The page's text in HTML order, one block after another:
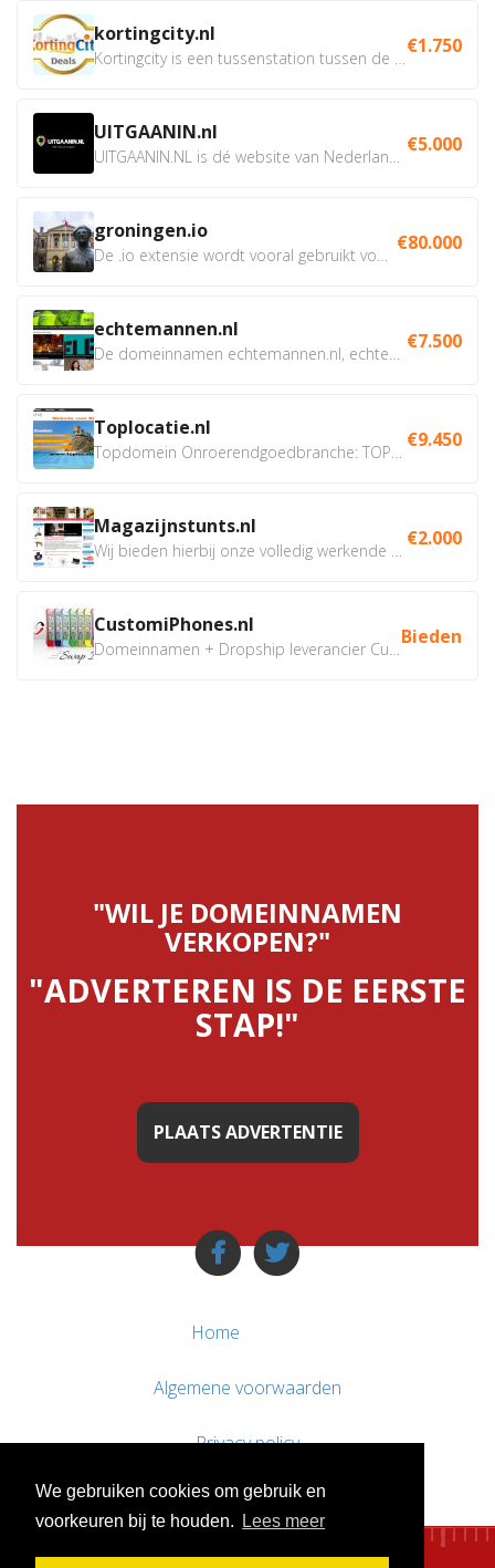
We gebruiken cookies om gebruik en
voorkeuren bij te houden.
Lees meer
kortingcity.nl €1.750
UITGAANIN.nl €5.000
groningen.io €80.000
echtemannen.nl €7.500
Toplocatie.nl €9.450
Magazijnstunts.nl €2.000
CustomiPhones.nl Bieden
"WIL JE DOMEINNAMEN
VERKOPEN?"
"ADVERTEREN IS DE EERSTE
STAP!"
PLAATS ADVERTENTIE
Home
Algemene voorwaarden
Privacy policy
Contact / Support